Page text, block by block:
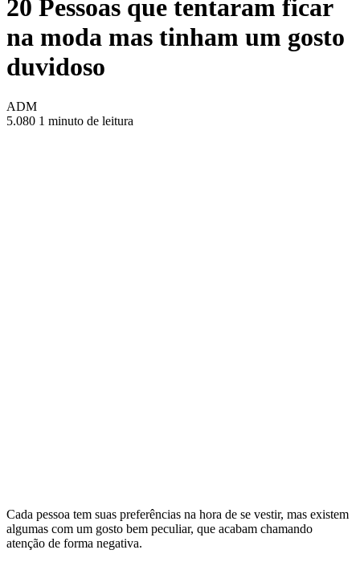
20 Pessoas que tentaram ficar
na moda mas tinham um gosto
duvidoso
ADM
5.080 1 minuto de leitura
Cada pessoa tem suas preferências na hora de se vestir, mas existem
algumas com um gosto bem peculiar, que acabam chamando
atenção de forma negativa.